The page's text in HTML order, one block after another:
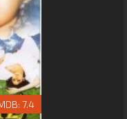
7.4